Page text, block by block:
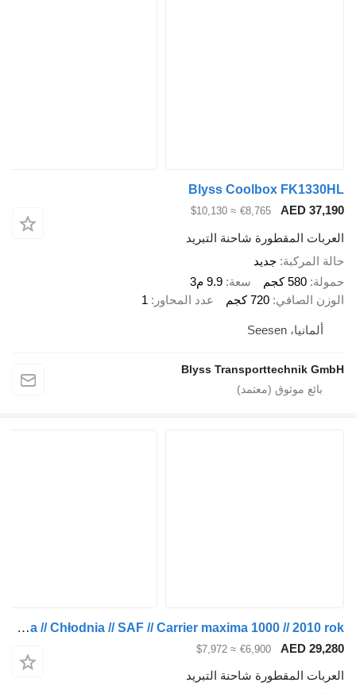
Blyss Coolbox
AED
€8,765
≈ $10,130
المقطورة شاحنة التبريد
جديد
580 كجم سعة
9.9 م3
الصافي
720 كجم عدد المحاور 1
Blyss Transporttechnik
Schmitz Cargobull Przyczepa // Chłodnia // SAF // Carrier maxima 1000 // 2010 rok
AED
€6,900
≈ $7,972
المقطورة شاحنة التبريد